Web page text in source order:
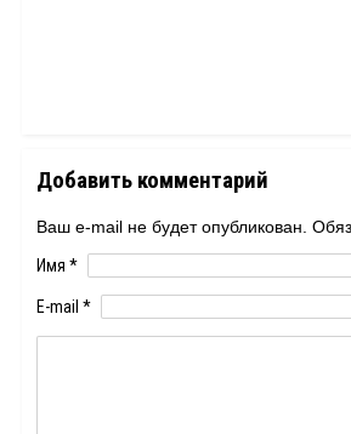
Добавить комментарий
Ваш e-mail не будет опубликован.
Имя *
E-mail *